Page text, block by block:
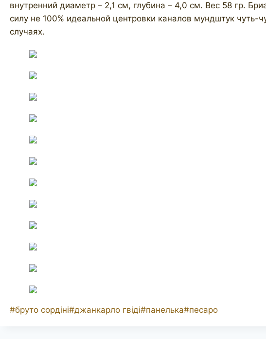
внутренний диаметр – 2,1 см, глубина – 4,0 см. Вес 58 гр.
силу не 100% идеальной центровки каналов мундштук
случаях.
Позначки
#бруто сордіні#джанкарло гвіді#панелька#песаро